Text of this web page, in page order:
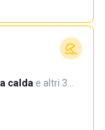
calda·e altri 3…